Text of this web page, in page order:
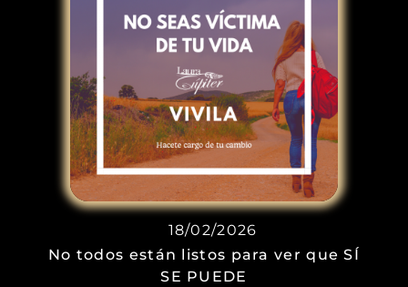
18/02/2026
No todos están listos para ver que SÍ
SE PUEDE